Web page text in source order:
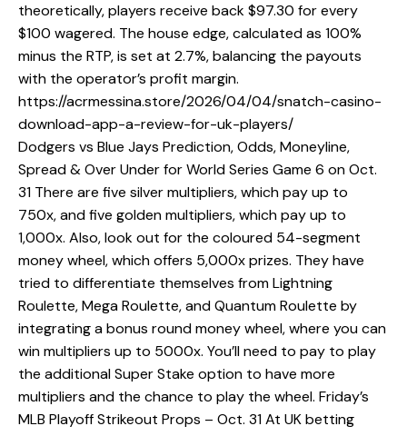
theoretically, players receive back $97.30 for every
$100 wagered. The house edge, calculated as 100%
minus the RTP, is set at 2.7%, balancing the payouts
with the operator’s profit margin.
https://acrmessina.store/2026/04/04/snatch-casino-
download-app-a-review-for-uk-players/
Dodgers vs Blue Jays Prediction, Odds, Moneyline,
Spread & Over Under for World Series Game 6 on Oct.
31 There are five silver multipliers, which pay up to
750x, and five golden multipliers, which pay up to
1,000x. Also, look out for the coloured 54-segment
money wheel, which offers 5,000x prizes. They have
tried to differentiate themselves from Lightning
Roulette, Mega Roulette, and Quantum Roulette by
integrating a bonus round money wheel, where you can
win multipliers up to 5000x. You’ll need to pay to play
the additional Super Stake option to have more
multipliers and the chance to play the wheel. Friday’s
MLB Playoff Strikeout Props – Oct. 31 At UK betting